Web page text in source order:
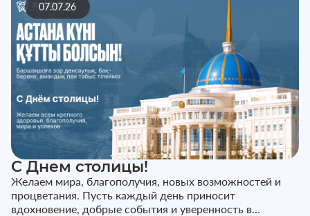
07.07.26
С Днем столицы!
Желаем мира, благополучия, новых возможностей и
процветания. Пусть каждый день приносит
вдохновение, добрые события и уверенность в